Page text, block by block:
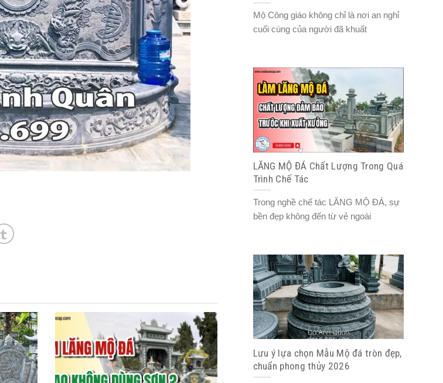
Mộ Công giáo không chỉ là nơi an nghỉ
cuối cùng của người đã khuất
LĂNG MỘ ĐÁ Chất Lượng Trong Quá
Trình Chế Tác
Trong nghề chế tác LĂNG MỘ ĐÁ, sự
bền đẹp không đến từ vẻ ngoài
Lưu ý lựa chọn Mẫu Mộ đá tròn đẹp,
chuẩn phong thủy 2026